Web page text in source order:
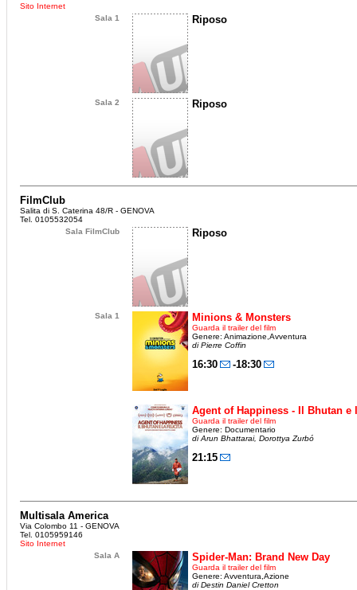
Sito Internet
Sala 1
Riposo
Sala 2 Riposo
FilmClub
Salita di S. Caterina 48/R - GENOVA
Tel. 0105532054
Sala FilmClub
Riposo
Sala 1 Minions & Monsters
Guarda il trailer del film
Genere: Animazione,Avventura
di Pierre Coffin
16:30 -18:30
Agent of Happiness - Il Bhutan e
Guarda il trailer del film
Genere: Documentario
di Arun Bhattarai, Dorottya Zurbó
21:15
Multisala America
Via Colombo 11 - GENOVA
Tel. 0105959146
Sito Internet
Sala A
Spider-Man: Brand New Day
Guarda il trailer del film
Genere: Avventura,Azione
di Destin Daniel Cretton